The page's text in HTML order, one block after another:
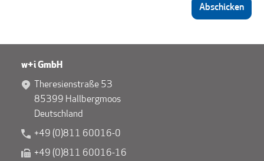
Abschicken
w+i GmbH
Theresienstraße 53
85399 Hallbergmoos
Deutschland
+49 (0)811 60016-0
+49 (0)811 60016-16